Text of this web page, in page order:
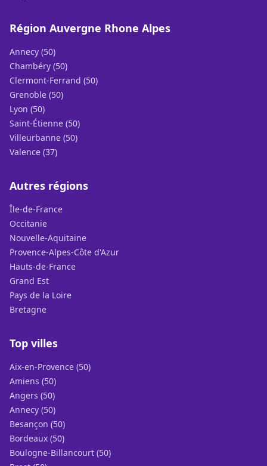
Région Auvergne Rhone Alpes
Annecy (50)
Chambéry (50)
Clermont-Ferrand (50)
Grenoble (50)
Lyon (50)
Saint-Étienne (50)
Villeurbanne (50)
Valence (37)
Autres régions
Île-de-France
Occitanie
Nouvelle-Aquitaine
Provence-Alpes-Côte d'Azur
Hauts-de-France
Grand Est
Pays de la Loire
Bretagne
Top villes
Aix-en-Provence (50)
Amiens (50)
Angers (50)
Annecy (50)
Besançon (50)
Bordeaux (50)
Boulogne-Billancourt (50)